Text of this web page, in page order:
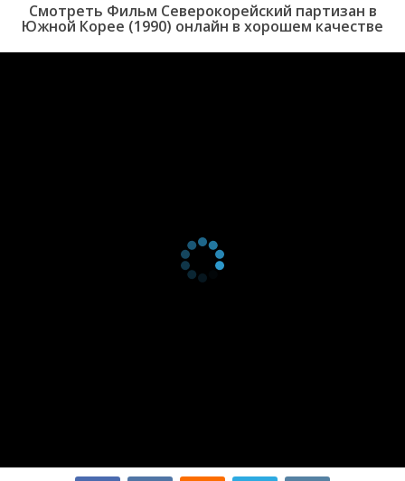
Смотреть Фильм Северокорейский партизан в
Южной Корее (1990) онлайн в хорошем качестве